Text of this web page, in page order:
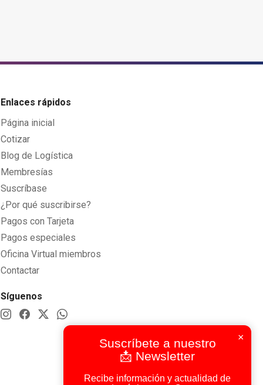
×
Suscríbete a nuestro
📩 Newsletter
Recibe información y actualidad de
Enlaces rápidos
Página inicial
Cotizar
Blog de Logística
Membresías
Suscríbase
¿Por qué suscribirse?
Pagos con Tarjeta
Pagos especiales
Oficina Virtual miembros
Contactar
Síguenos